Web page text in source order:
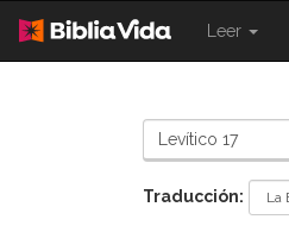
Leer
{{
Traducción: